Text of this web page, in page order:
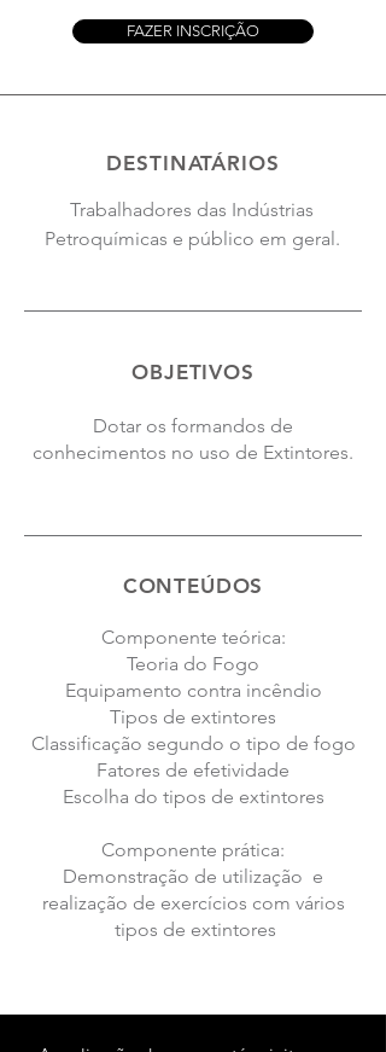
FAZER INSCRIÇÃO
DESTINATÁRIOS
Trabalhadores das Indústrias
Petroquímicas e público em geral.
OBJETIVOS
Dotar os formandos de
conhecimentos no uso de Extintores.
CONTEÚDOS
Componente teórica:
Teoria do Fogo
Equipamento contra incêndio
Tipos de extintores
Classificação segundo o tipo de fogo
Fatores de efetividade
Escolha do tipos de extintores
Componente prática:
Demonstração de utilização e
realização de exercícios com vários
tipos de extintores